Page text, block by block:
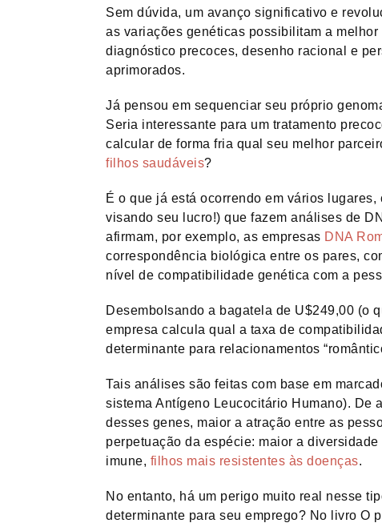
Sem dúvida, um avanço significativo e
as variações genéticas possibilitam a
diagnóstico precoces, desenho racional e
aprimorados.
Já pensou em sequenciar seu próprio
Seria interessante para um tratamento
calcular de forma fria qual seu melhor
filhos saudáveis?
É o que já está ocorrendo em vários
visando seu lucro!) que fazem análises de
afirmam, por exemplo, as empresas DNA
correspondência biológica entre os pares,
nível de compatibilidade genética com a
Desembolsando a bagatela de U$249,00 (o
empresa calcula qual a taxa de
determinante para relacionamentos
Tais análises são feitas com base em
sistema Antígeno Leucocitário Humano). De
desses genes, maior a atração entre as
perpetuação da espécie: maior a
imune, filhos mais resistentes às doenças.
No entanto, há um perigo muito real nesse
determinante para seu emprego? No livro O